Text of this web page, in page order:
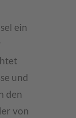
ein
und
den
von